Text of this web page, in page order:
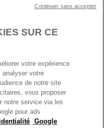
Collect
Pandora
SUR CE
votre expérience
analyser votre
de notre site
vous proposer
notre service via les
pour ads
Google
Continuer sans accepter